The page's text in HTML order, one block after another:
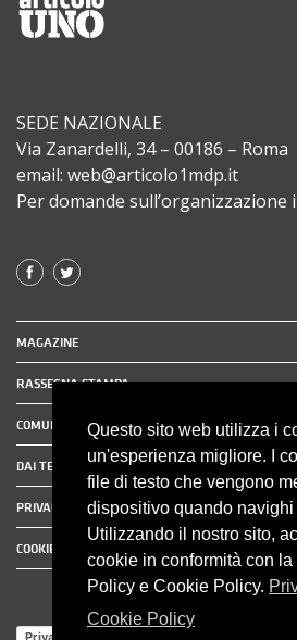
SEDE NAZIONALE
Via Zanardelli, 34 – 00186 – Roma
email: web@articolo1mdp.it
Per domande
MAGAZINE
RASSEGNA STAMPA
COMUNICATI STAMPA
DAI TERRITORI
PRIVACY POLICY
COOKIE POLICY
Privacy Policy
Questo sito web utilizza i
un'esperienza migliore. I
file di testo che vengono
dispositivo quando navighi
Utilizzando il nostro sito,
cookie in conformità con
Policy e Cookie Policy.
Cookie Policy